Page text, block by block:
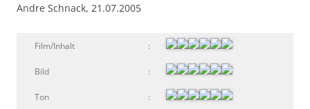
Andre Schnack, 21.07.2005
Film/Inhalt :
Bild :
Ton :